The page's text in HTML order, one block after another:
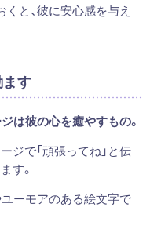
くと、彼に安心感を与え
す
は彼の心を癒やすもの。
ジで「頑張ってね」と伝
す。
ユーモアのある絵文字で